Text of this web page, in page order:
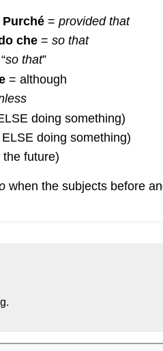
Purché= provided that
che= so that
so that”
= although
doing something)
doing something)
future)
when the subjects before